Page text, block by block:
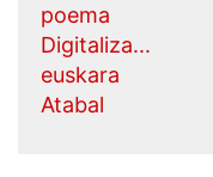
poema
Digitaliza...
euskara
Atabal